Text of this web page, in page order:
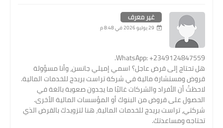
غير معرف
29 يوليو 2026 في 8:48 م
WhatsApp: +2349124847559.
هل تحتاج إلى قرض عاجل؟ اسمي إميلي جانسن، وأنا مسؤولة
قروض ومستشارة مالية في شركة تراست بريدج للخدمات المالية.
لاحظتُ أن الأفراد والشركات غالبًا ما يجدون صعوبة بالغة في
الحصول على قروض من البنوك أو المؤسسات المالية الأخرى.
شركتي، تراست بريدج للخدمات المالية، هنا لتزويدك بالقرض الذي
تحتاجه ومساعدتك.